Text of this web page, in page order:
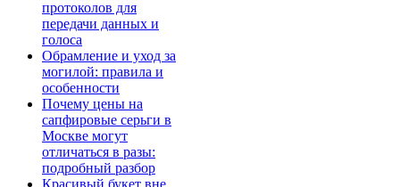
протоколов для
передачи данных и
голоса
Обрамление и уход за
могилой: правила и
особенности
Почему цены на
сапфировые серьги в
Москве могут
отличаться в разы:
подробный разбор